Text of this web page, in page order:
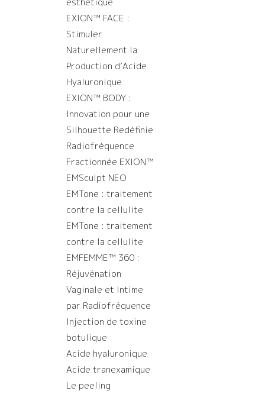
EXION™️ FACE :
Stimuler
Naturellement la
Production d’Acide
Hyaluronique
EXION™️ BODY :
Innovation pour une
Silhouette Redéfinie
Radiofréquence
Fractionnée EXION™️
EMSculpt NEO
EMTone : traitement
contre la cellulite
EMTone : traitement
contre la cellulite
EMFEMME™ 360 :
Réjuvénation
Vaginale et Intime
par Radiofréquence
Injection de toxine
botulique
Acide hyaluronique
Acide tranexamique
Le peeling